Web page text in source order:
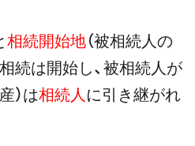
相続開始地（被相続人の
続は開始し、被相続人が
）は相続人に引き継がれ